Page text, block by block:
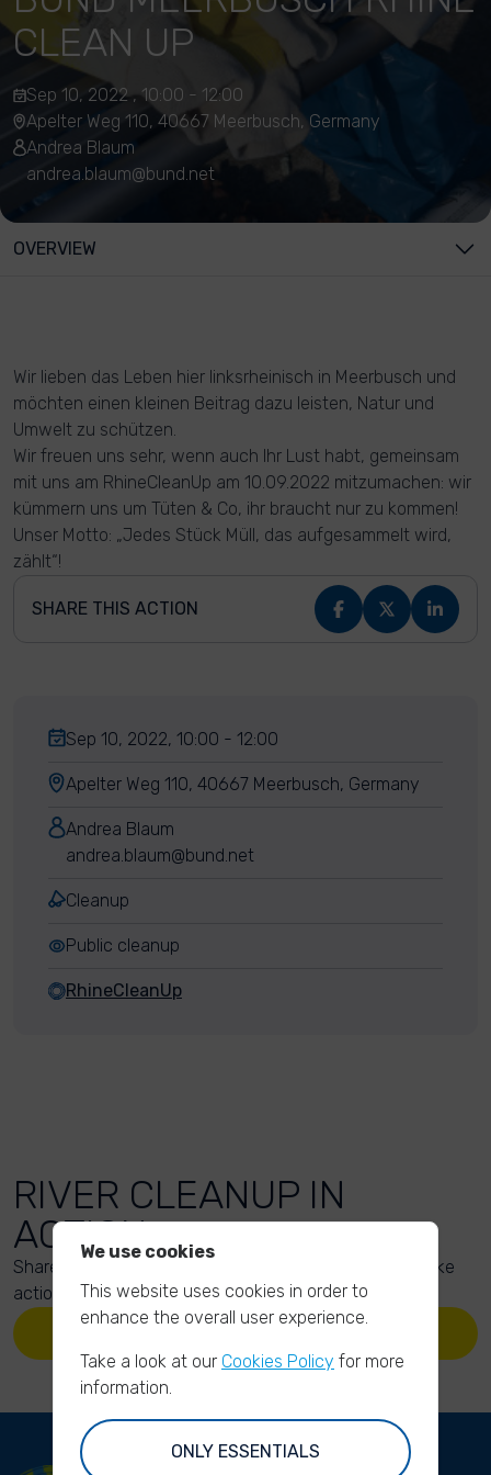
CLEAN UP
Sep 10, 2022 , 10:00 - 12:00
Apelter Weg 110, 40667 Meerbusch, Germany
Andrea Blaum
andrea.blaum@bund.net
OVERVIEW
Wir lieben das Leben hier linksrheinisch in Meerbusch und
möchten einen kleinen Beitrag dazu leisten, Natur und
Umwelt zu schützen.
Wir freuen uns sehr, wenn auch Ihr Lust habt, gemeinsam
mit uns am RhineCleanUp am 10.09.2022 mitzumachen: wir
kümmern uns um Tüten & Co, ihr braucht nur zu kommen!
Unser Motto: „Jedes Stück Müll, das aufgesammelt wird,
zählt“!
SHARE THIS ACTION
Sep 10, 2022, 10:00 - 12:00
Apelter Weg 110, 40667 Meerbusch, Germany
Andrea Blaum
andrea.blaum@bund.net
Cleanup
Public cleanup
RhineCleanUp
RIVER CLEANUP IN
ACTION
Share your action photos here and inspire others to take
action too!
UPLOAD YOUR PHOTOS
We use cookies
This website uses cookies in order to
enhance the overall user experience.
Take a look at our Cookies Policy for more
information.
ONLY ESSENTIALS